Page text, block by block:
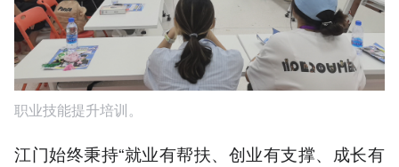
职业技能提升培训。
江门始终秉持“就业有帮扶、创业有支撑、成长有